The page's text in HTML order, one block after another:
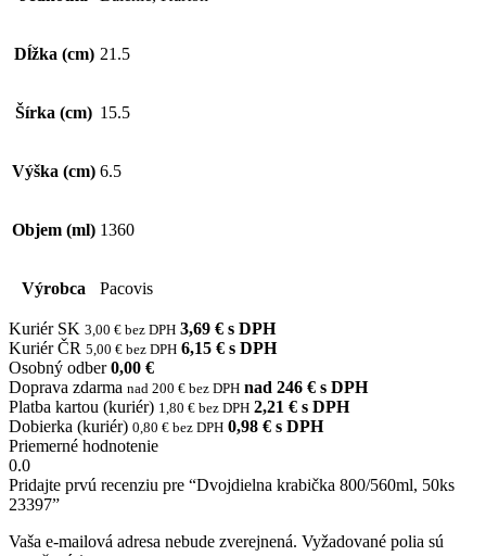
Dĺžka (cm) 21.5
Šírka (cm) 15.5
Výška (cm) 6.5
Objem (ml) 1360
Výrobca Pacovis
Kuriér SK 3,00 € bez DPH 3,69 € s DPH
Kuriér ČR 5,00 € bez DPH 6,15 € s DPH
Osobný odber 0,00 €
Doprava zdarma nad 200 € bez DPH nad 246 € s DPH
Platba kartou (kuriér) 1,80 € bez DPH 2,21 € s DPH
Dobierka (kuriér) 0,80 € bez DPH 0,98 € s DPH
Priemerné hodnotenie
0.0
Pridajte prvú recenziu pre “Dvojdielna krabička 800/560ml, 50ks
23397”
Vaša e-mailová adresa nebude zverejnená. Vyžadované polia sú